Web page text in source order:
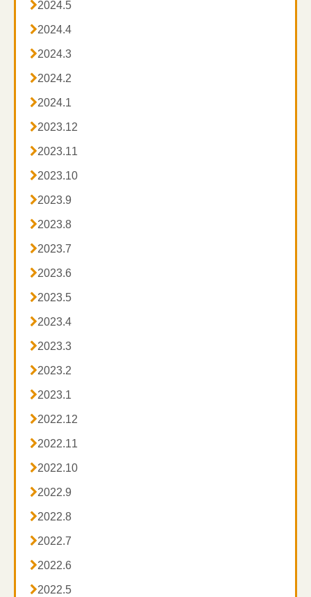
2024.5
2024.4
2024.3
2024.2
2024.1
2023.12
2023.11
2023.10
2023.9
2023.8
2023.7
2023.6
2023.5
2023.4
2023.3
2023.2
2023.1
2022.12
2022.11
2022.10
2022.9
2022.8
2022.7
2022.6
2022.5